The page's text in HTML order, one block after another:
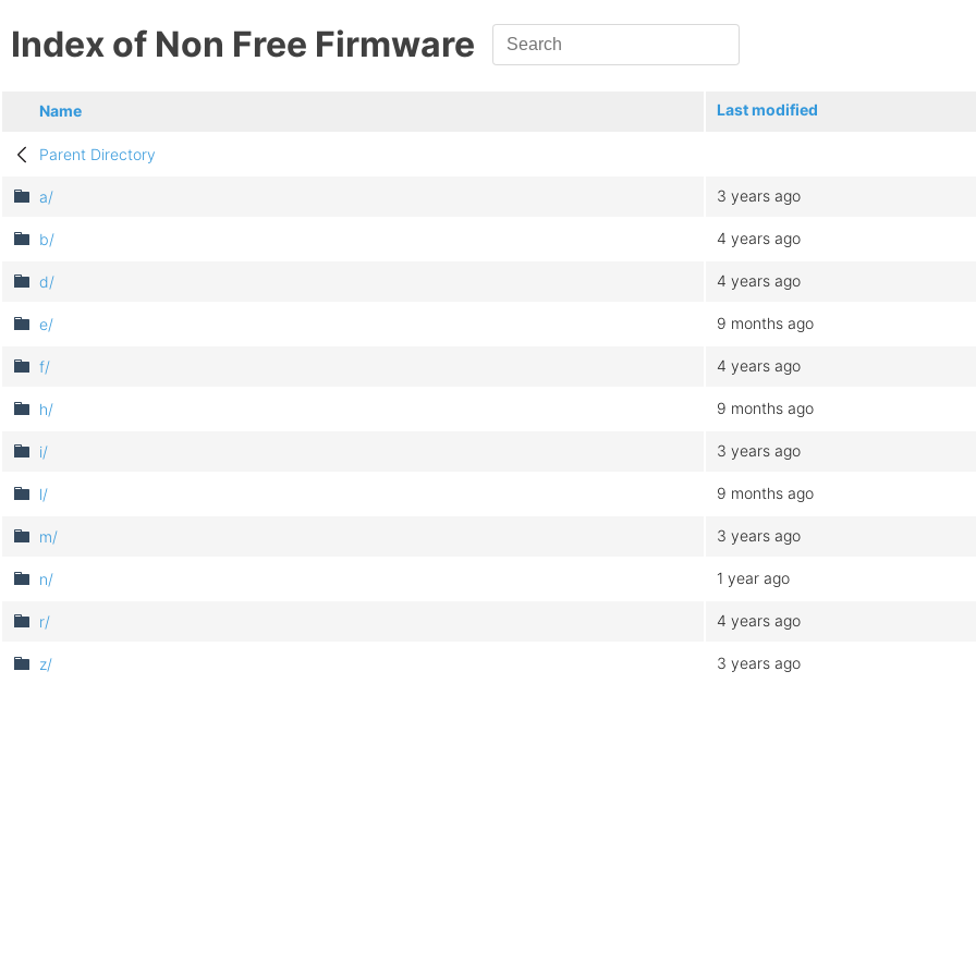
Index of Non Free Firmware
Name Last modified
Parent Directory
a/ 3 years ago
b/ 4 years ago
d/ 4 years ago
e/ 9 months ago
f/ 4 years ago
h/ 9 months ago
i/ 3 years ago
l/ 9 months ago
m/ 3 years ago
n/ 1 year ago
r/ 4 years ago
z/ 3 years ago